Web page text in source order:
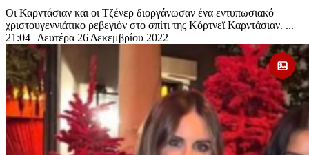
Οι Καρντάσιαν και οι Τζένερ διοργάνωσαν ένα εντυπωσιακό
χριστουγεννιάτικο ρεβεγιόν στο σπίτι της Κόρτνεϊ Καρντάσιαν. ...
21:04 | Δευτέρα 26 Δεκεμβρίου 2022